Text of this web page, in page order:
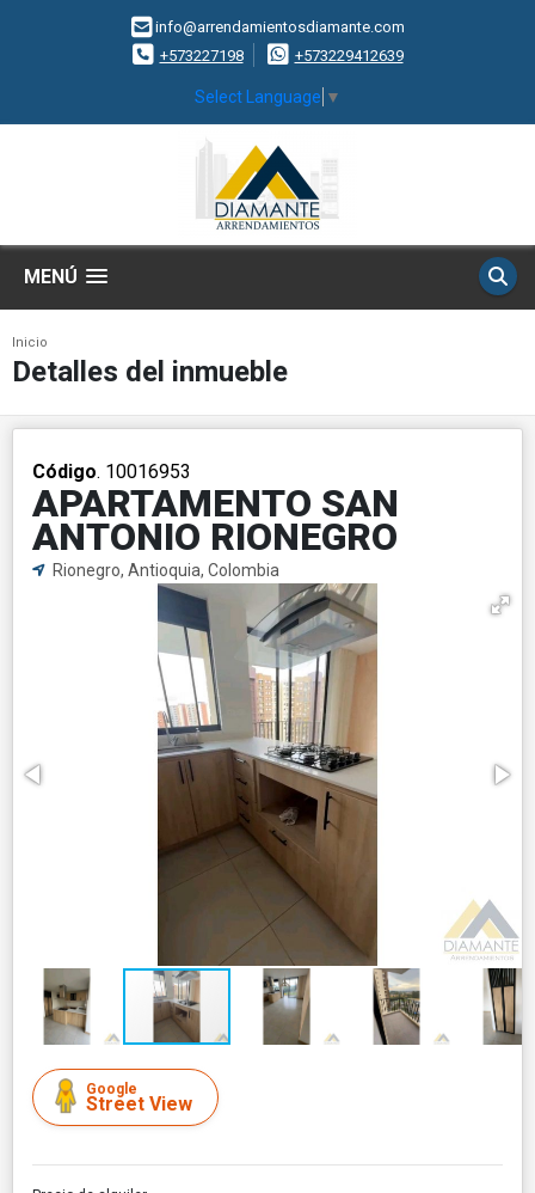
info@arrendamientosdiamante.com
+573227198
+573229412639
Select Language ▼
MENÚ
Inicio
Detalles del inmueble
Código. 10016953
APARTAMENTO SAN
ANTONIO RIONEGRO
Rionegro, Antioquia, Colombia
Google
Street View